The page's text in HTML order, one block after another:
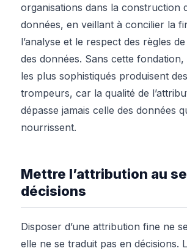
organisations dans la construction
données, en veillant à concilier la
l’analyse et le respect des règles
des données. Sans cette fondation,
les plus sophistiqués produisent
trompeurs, car la qualité de
dépasse jamais celle des données
nourrissent.
Mettre l’attribution au
décisions
Disposer d’une attribution fine ne
elle ne se traduit pas en décisions.